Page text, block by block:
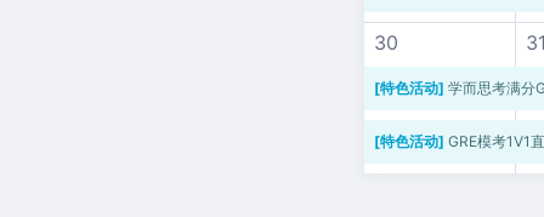
30
[特色活动] 学而思考满分
[特色活动] GRE模考1V1直播 ·